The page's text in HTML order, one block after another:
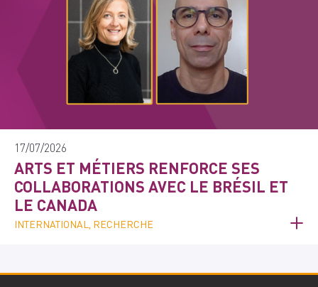
17/07/2026
ARTS ET MÉTIERS RENFORCE SES
COLLABORATIONS AVEC LE BRÉSIL ET
LE CANADA
INTERNATIONAL, RECHERCHE